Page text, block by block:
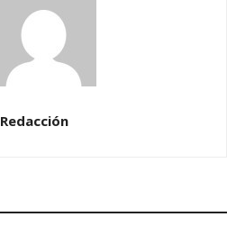
Redacción